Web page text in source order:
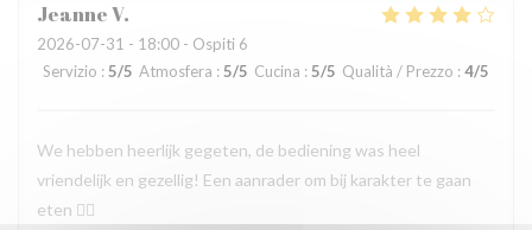
JeanneV
2026-07-31 - 18:00 - Ospiti 6
Servizio : 5/5 Atmosfera : 5/5 Cucina : 5/5 Qualità / Prezzo : 4/5
We hebben heerlijk gegeten, de bediening was heel
vriendelijk en gezellig! Een aanrader om bij karakter te gaan
eten 👍🏻